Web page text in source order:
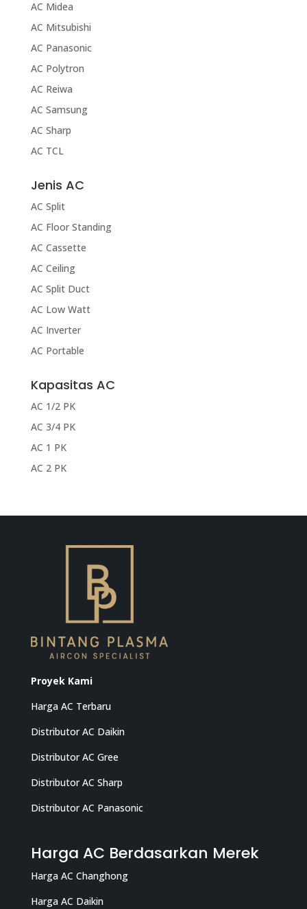
AC Midea
AC Mitsubishi
AC Panasonic
AC Polytron
AC Reiwa
AC Samsung
AC Sharp
AC TCL
Jenis AC
AC Split
AC Floor Standing
AC Cassette
AC Ceiling
AC Split Duct
AC Low Watt
AC Inverter
AC Portable
Kapasitas AC
AC 1/2 PK
AC 3/4 PK
AC 1 PK
AC 2 PK
Proyek Kami
Harga AC Terbaru
Distributor AC Daikin
Distributor AC Gree
Distributor AC Sharp
Distributor AC Panasonic
Harga AC Berdasarkan Merek
Harga AC Changhong
Harga AC Daikin